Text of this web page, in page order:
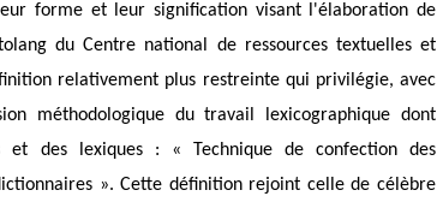
forme et leur signification visant l'élaboration de
du Centre national de ressources textuelles et
relativement plus restreinte qui privilégie, avec
méthodologique du travail lexicographique dont
et des lexiques : « Technique de confection des
». Cette définition rejoint celle de célèbre